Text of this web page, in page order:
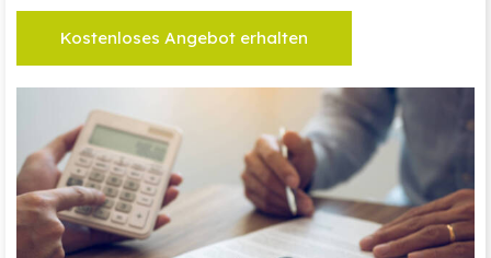
Kostenloses Angebot erhalten